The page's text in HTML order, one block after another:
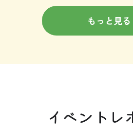
もっと見る
イベントレ